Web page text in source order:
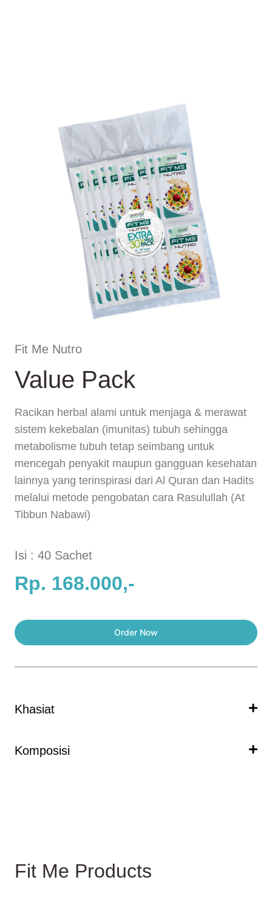
Fit Me Nutro
Value Pack
Racikan herbal alami untuk menjaga & merawat
sistem kekebalan (imunitas) tubuh sehingga
metabolisme tubuh tetap seimbang untuk
mencegah penyakit maupun gangguan kesehatan
lainnya yang terinspirasi dari Al Quran dan Hadits
melalui metode pengobatan cara Rasulullah (At
Tibbun Nabawi)
Isi : 40 Sachet
Rp. 168.000,-
Order Now
Khasiat
Komposisi
Fit Me Products